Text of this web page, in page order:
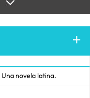
novela latina.